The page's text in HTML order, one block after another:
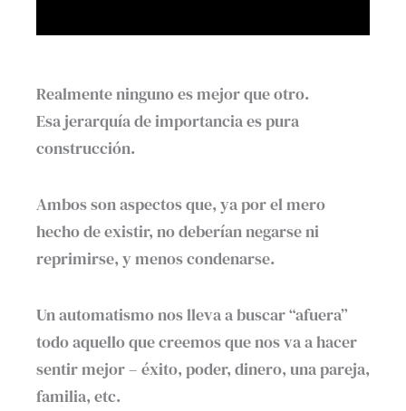
Realmente ninguno es mejor que otro.
Esa jerarquía de importancia es pura
construcción.
Ambos son aspectos que, ya por el mero
hecho de existir, no deberían negarse ni
reprimirse, y menos condenarse.
Un automatismo nos lleva a buscar “afuera”
todo aquello que creemos que nos va a hacer
sentir mejor – éxito, poder, dinero, una pareja,
familia, etc.